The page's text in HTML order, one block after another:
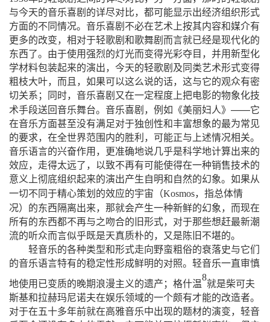
与今天的音乐喜剧的详尽对比，都可能显示出经济组织形式
方面的不同情况。音乐喜剧不必在艺术上按其内容和媒介有
更多的改变，相对于轻歌剧和歌舞剧而言就已经是现代化的
东西了。由于使用强烈的灯光而变得光彩夺目，并用新型化
学材料包装起来的演出，今天的轻歌剧及同类艺术形式变得
粗枝大叶，而且，如果可以这么说的话，这与它的观众有密
切关系；同时，音乐喜剧又在一定程度上把电影的物象化技
术手段送回音乐舞台。音乐喜剧，例如《美丽妇人》 ——它
在音乐方面甚至没有满足对于独创性和丰富想象的最为常见
的要求，在全世界范围内的胜利，可能正与上述情况相关。
音乐语言的兴奋作用，更准确地说几乎是科学地计算出来的
效应，走得太远了，以致不再有可能使得在一种销售技术的
意义上彻底组织起来的演出产生自明和自然的幻象。如果从
一切不同于精心策划的效应的宇宙
（Kosmos，指总体情
况）
的东西隔离出来，那就会产生一种新鲜的幻象，而现在
所有的东西都不再与之吻合的旧形式，对于那些想赶最新潮
流的听众而言似乎既是天真质朴的，又是陈旧不堪的。
轻音乐的各种类型和形式走向野蛮粗俗的衰落史与它们
的音乐语言特有的稳定性形成鲜明的对照。轻音乐一直审慎
地使用已变质的晚期浪漫主义的遗产；格什温
8
就是柴可夫
斯基和拉赫玛尼诺夫在娱乐领域的一个颇有才能的改造者。
对于在五十多年前就在高雅音乐中出现的题材的演变，轻音